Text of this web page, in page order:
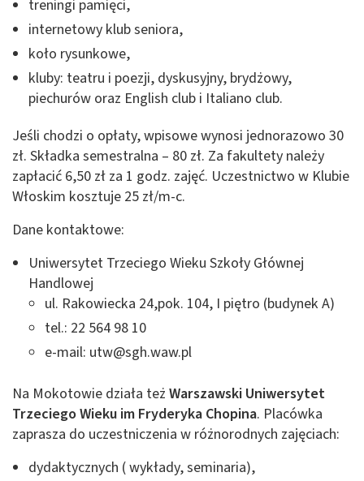
treningi pamięci,
internetowy klub seniora,
koło rysunkowe,
kluby: teatru i poezji, dyskusyjny, brydżowy,
piechurów oraz English club i Italiano club.
Jeśli chodzi o opłaty, wpisowe wynosi jednorazowo 30
zł. Składka semestralna – 80 zł. Za fakultety należy
zapłacić 6,50 zł za 1 godz. zajęć. Uczestnictwo w Klubie
Włoskim kosztuje 25 zł/m-c.
Dane kontaktowe:
Uniwersytet Trzeciego Wieku Szkoły Głównej
Handlowej
ul. Rakowiecka 24,pok. 104, I piętro (budynek A)
tel.: 22 564 98 10
e-mail: utw@sgh.waw.pl
Na Mokotowie działa też Warszawski Uniwersytet
Trzeciego Wieku im Fryderyka Chopina. Placówka
zaprasza do uczestniczenia w różnorodnych zajęciach:
dydaktycznych ( wykłady, seminaria),